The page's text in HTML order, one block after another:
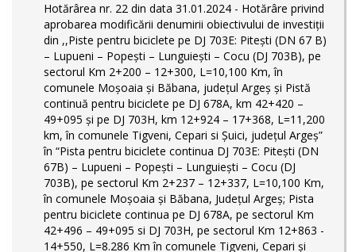
Hotărârea nr. 22 din data 31.01.2024 - Hotărâre privind
aprobarea modificării denumirii obiectivului de investiții
din ,,Piste pentru biciclete pe DJ 703E: Pitești (DN 67 B)
– Lupueni – Popești – Lunguiești – Cocu (DJ 703B), pe
sectorul Km 2+200 – 12+300, L=10,100 Km, în
comunele Moșoaia și Băbana, judeţul Argeș și Pistă
continuă pentru biciclete pe DJ 678A, km 42+420 –
49+095 și pe DJ 703H, km 12+924 – 17+368, L=11,200
km, în comunele Tigveni, Cepari si Șuici, județul Argeș”
în “Pista pentru biciclete continua DJ 703E: Pitești (DN
67B) – Lupueni – Popești – Lunguiești – Cocu (DJ
703B), pe sectorul Km 2+237 – 12+337, L=10,100 Km,
în comunele Moșoaia și Băbana, Județul Argeș; Pista
pentru biciclete continua pe DJ 678A, pe sectorul Km
42+496 – 49+095 si DJ 703H, pe sectorul Km 12+863 -
14+550, L=8.286 Km în comunele Tigveni, Cepari și